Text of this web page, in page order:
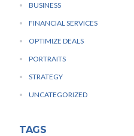
BUSINESS
FINANCIAL SERVICES
OPTIMIZE DEALS
PORTRAITS
STRATEGY
UNCATEGORIZED
TAGS